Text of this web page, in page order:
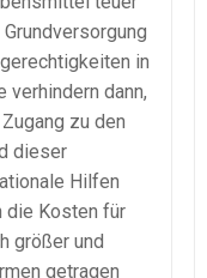
in
verhindern dann,
zu den
dieser
Hilfen
die Kosten für
größer und
getragen